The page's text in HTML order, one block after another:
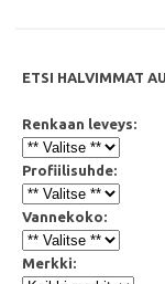
ETSI HALVIMMAT
Renkaan leveys:
Profiilisuhde:
Vannekoko:
Merkki: